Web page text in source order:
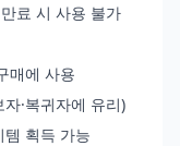
료 시 사용 불가
매에 사용
·복귀자에 유리)
획득 가능